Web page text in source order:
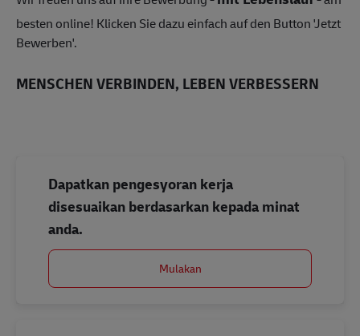
besten online! Klicken Sie dazu einfach auf den Button 'Jetzt
Bewerben'.
MENSCHEN VERBINDEN, LEBEN VERBESSERN
Dapatkan pengesyoran kerja
disesuaikan berdasarkan kepada minat
anda.
Mulakan